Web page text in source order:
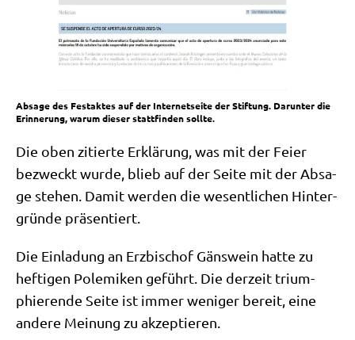
Absa­ge des Fest­ak­tes auf der Inter­net­sei­te der Stif­tung. Dar­un­ter die
Erin­ne­rung, war­um die­ser statt­fin­den sollte.
Die oben zitier­te Erklä­rung, was mit der Fei­er
bezweckt wur­de, blieb auf der Sei­te mit der Absa­
ge ste­hen. Damit wer­den die wesent­li­chen Hin­ter­
grün­de präsentiert.
Die Ein­la­dung an Erz­bi­schof Gäns­wein hat­te zu
hef­ti­gen Pole­mi­ken geführt. Die der­zeit tri­um­
phie­ren­de Sei­te ist immer weni­ger bereit, eine
ande­re Mei­nung zu akzeptieren.